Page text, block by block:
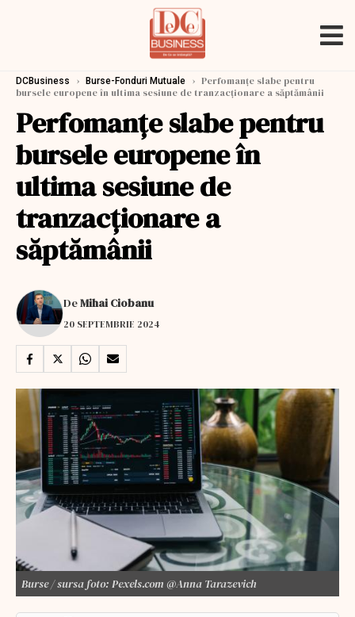
DCBusiness › Burse-Fonduri Mutuale › Perfomanțe slabe pentru
bursele europene în ultima sesiune de tranzacționare a săptămânii
Perfomanțe slabe pentru
bursele europene în
ultima sesiune de
tranzacționare a
săptămânii
DeMihai Ciobanu
20 SEPTEMBRIE 2024
Burse / sursa foto: Pexels.com @Anna Tarazevich